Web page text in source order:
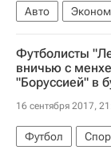
Авто
Футболисты
вничью с
"Боруссией" в
16 сентября 2017,
Футбол